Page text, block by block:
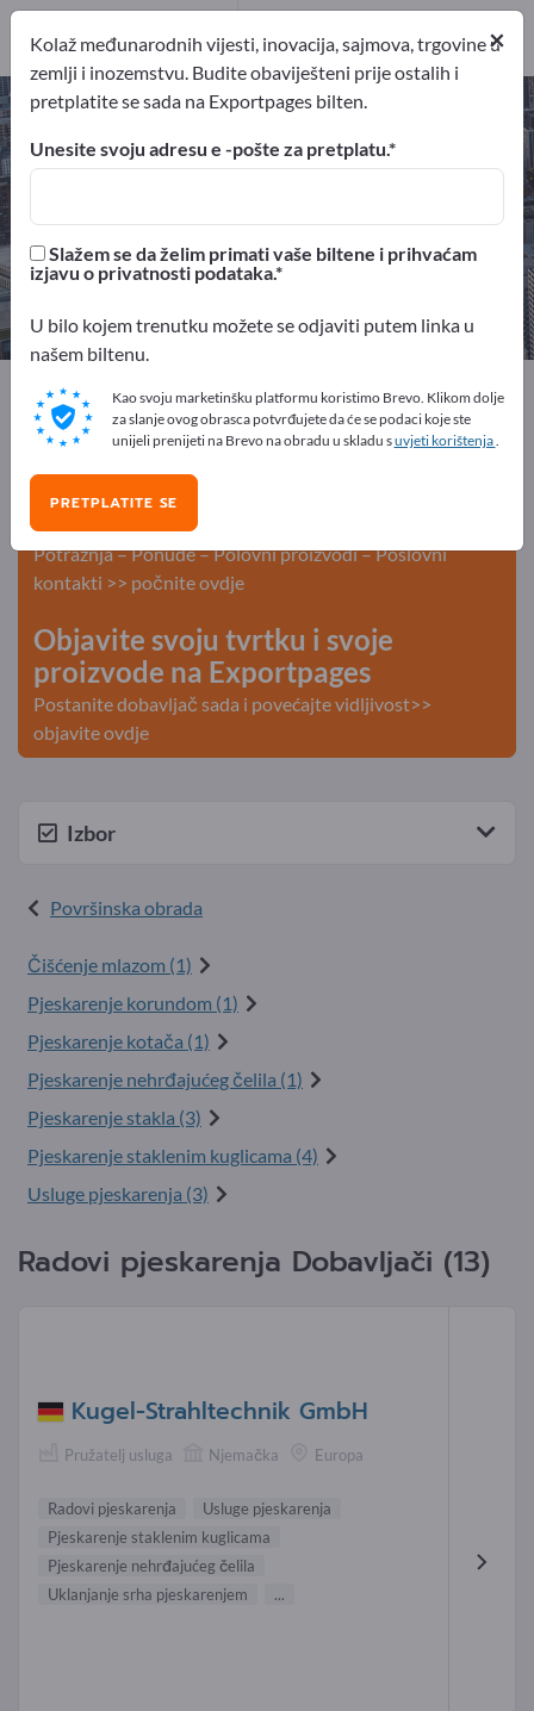
Radovi pjeskarenja – pronađite
proizvođače i dobavljače
pružatelj usluga
pružatelj usluga
5
Exportpages Poslovne usluge
Površinska obrada
Radovi pjeskarenja
Besplatno oglašavajte na
Exportpages!
Potražnja – Ponude – Polovni proizvodi – Poslovni
kontakti >> počnite ovdje
Objavite svoju tvrtku i svoje
proizvode na Exportpages
Postanite dobavljač sada i povećajte vidljivost>>
objavite ovdje
Izbor
Površinska obrada
Čišćenje mlazom (1)
Pjeskarenje korundom (1)
Pjeskarenje kotača (1)
Pjeskarenje nehrđajućeg čelila (1)
Pjeskarenje stakla (3)
Pjeskarenje staklenim kuglicama (4)
Usluge pjeskarenja (3)
Radovi pjeskarenja Dobavljači (13)
Kugel-Strahltechnik GmbH
Pružatelj usluga Njemačka Europa
Radovi pjeskarenja
Usluge pjeskarenja
Pjeskarenje staklenim kuglicama
Pjeskarenje nehrđajućeg čelila
Uklanjanje srha pjeskarenjem
...
×
Kolaž međunarodnih vijesti, inovacija, sajmova, trgovine u
zemlji i inozemstvu. Budite obaviješteni prije ostalih i
pretplatite se sada na Exportpages bilten.
Unesite svoju adresu e -pošte za pretplatu.
Slažem se da želim primati vaše biltene i prihvaćam
izjavu o privatnosti podataka.
U bilo kojem trenutku možete se odjaviti putem linka u
našem biltenu.
Kao svoju marketinšku platformu koristimo Brevo. Klikom dolje
za slanje ovog obrasca potvrđujete da će se podaci koje ste
unijeli prenijeti na Brevo na obradu u skladu suvjeti korištenja.
PRETPLATITE SE